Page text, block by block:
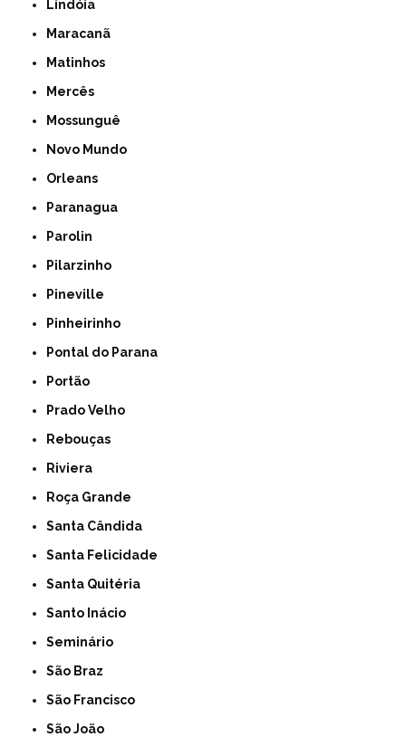
Lindóia
Maracanã
Matinhos
Mercês
Mossunguê
Novo Mundo
Orleans
Paranagua
Parolin
Pilarzinho
Pineville
Pinheirinho
Pontal do Parana
Portão
Prado Velho
Rebouças
Riviera
Roça Grande
Santa Cândida
Santa Felicidade
Santa Quitéria
Santo Inácio
Seminário
São Braz
São Francisco
São João